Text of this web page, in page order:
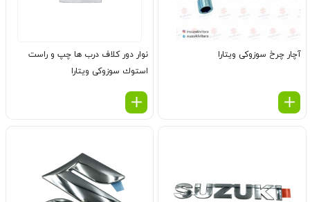
آچار چرخ سوزوکی ویتارا
نوار دور كلاف درب ها چپ و راست
استوك سوزوکی ویتارا